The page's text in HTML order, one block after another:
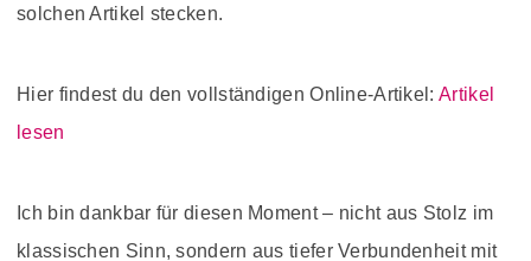
solchen Artikel stecken.
Hier findest du den vollständigen Online-Artikel: Artikel
lesen
Ich bin dankbar für diesen Moment – nicht aus Stolz im
klassischen Sinn, sondern aus tiefer Verbundenheit mit